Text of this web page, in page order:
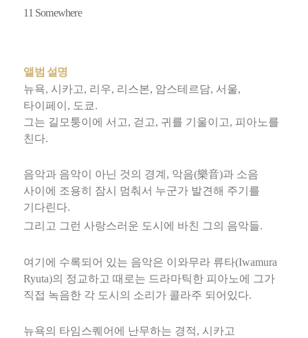
11 Somewhere
앨범 설명
뉴욕, 시카고, 리우, 리스본, 암스테르담, 서울,
타이페이, 도쿄.
그는 길모퉁이에 서고, 걷고, 귀를 기울이고, 피아노를
친다.
음악과 음악이 아닌 것의 경계, 악음(樂音)과 소음
사이에 조용히 잠시 멈춰서 누군가 발견해 주기를
기다린다.
그리고 그런 사랑스러운 도시에 바친 그의 음악들.
여기에 수록되어 있는 음악은 이와무라 류타(Iwamura
Ryuta)의 정교하고 때로는 드라마틱한 피아노에 그가
직접 녹음한 각 도시의 소리가 콜라주 되어있다.
뉴욕의 타임스퀘어에 난무하는 경적, 시카고